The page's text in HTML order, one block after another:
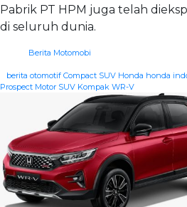
Pabrik PT HPM juga telah
di seluruh dunia.
Berita Motomobi
berita otomotif Compact SUV Honda honda
Prospect Motor SUV Kompak WR-V